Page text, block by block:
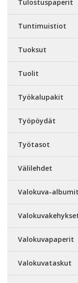
Tulostuspaperit
Tuntimuistiot
Tuoksut
Tuolit
Työkalupakit
Työpöydät
Työtasot
Välilehdet
Valokuva-albumit
Valokuvapaperit
Valokuvataskut